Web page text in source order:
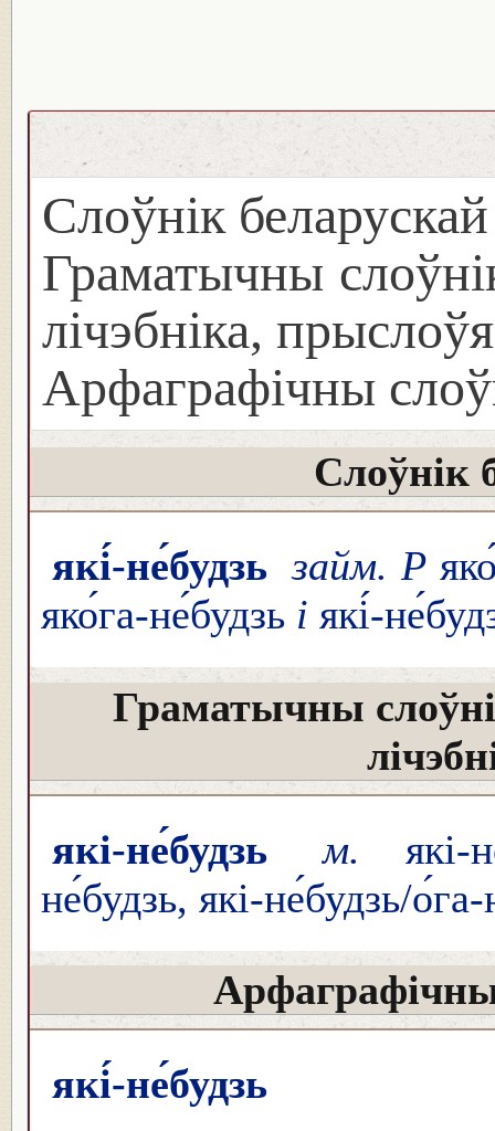
Слоўнік
Граматычны
лічэбніка, прыслоўя
Арфаграфічны
Слоўнік
які́-не́будзь займ. Р
яко́га-не́будзь і які́-
Граматычны
які-не́будзь м.
які-
не́будзь, які-не́будзь/
які́-не́будзь